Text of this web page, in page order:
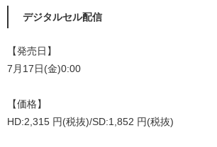
デジタルセル配信
【発売日】
7月17日(金)0:00
【価格】
HD:2,315 円(税抜)/SD:1,852 円(税抜)